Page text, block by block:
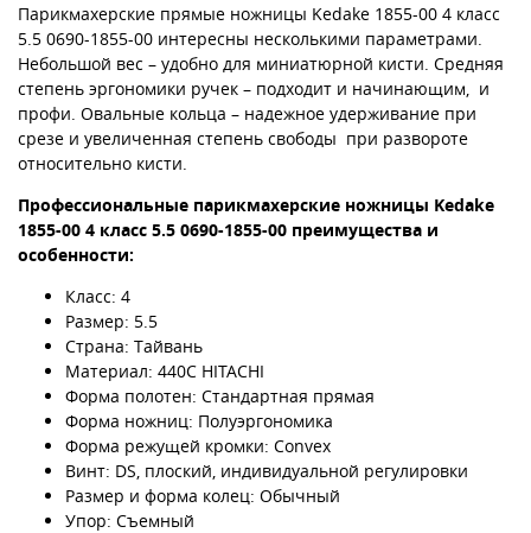
Парикмахерские прямые ножницы Kedake 1855-00 4 класс
5.5 0690-1855-00 интересны несколькими параметрами.
Небольшой вес – удобно для миниатюрной кисти. Средняя
степень эргономики ручек – подходит и начинающим, и
профи. Овальные кольца – надежное удерживание при
срезе и увеличенная степень свободы при развороте
относительно кисти.
Профессиональные парикмахерские ножницы Kedake
1855-00 4 класс 5.5 0690-1855-00 преимущества и
особенности:
Класс: 4
Размер: 5.5
Страна: Тайвань
Материал: 440С HITACHI
Форма полотен: Стандартная прямая
Форма ножниц: Полуэргономика
Форма режущей кромки: Convex
Винт: DS, плоский, индивидуальной регулировки
Размер и форма колец: Обычный
Упор: Съемный